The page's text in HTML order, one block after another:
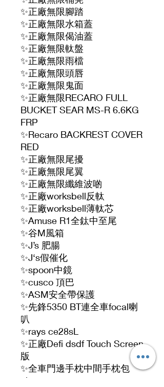
✨正廠無限腳踏
✨正廠無限水箱蓋
✨正廠無限偈油蓋
✨正廠無限軚盤
✨正廠無限雨檔
✨正廠無限頭唇
✨正廠無限鬼面
✨正廠無限RECARO FULL
BUCKET SEAR MS-R 6.6KG
FRP
✨Recaro BACKREST COVER
RED
✨正廠無限尾擾
✨正廠無限尾翼
✨正廠無限纖維波啲
✨正廠worksbell反軚
✨正廠worksbell薄軚芯
✨Amuse R1全鈦中至尾
✨谷M風箱
✨J’s 肥腸
✨J‘s假催化
✨spoon中鏡
✨cusco 頂巴
✨ASM安全帶保護
✨先鋒5350 BT連全車focal喇
叭
✨rays ce28sL
✨正廠Defi dsdf Touch Screen
版
✨全車門邊手枕中間手枕包
alcantara